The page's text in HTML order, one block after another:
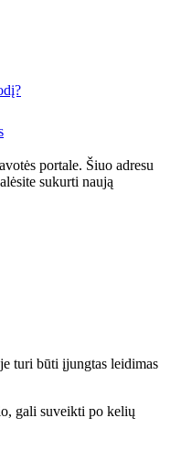
portale. Šiuo adresu
sukurti naują
turi būti įjungtas leidimas
gali suveikti po kelių